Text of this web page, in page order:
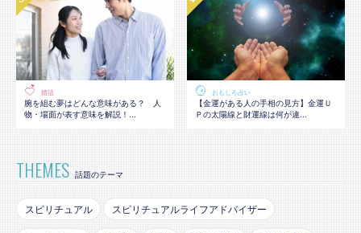
婚活
腕を組む夢はどんな意味がある？ 人
物・場面が表す意味を解説！...
おもしろ占い
【金運がある人の手相の見方】金運Ｕ
Ｐの太陽線と財運線は何が違...
THEMES 話題のテーマ
スピリチュアル スピリチュアルライフアドバイザー